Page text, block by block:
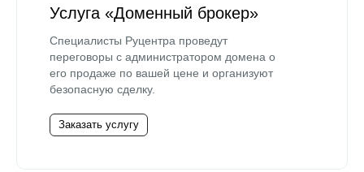
Услуга «Доменный брокер»
Специалисты Руцентра проведут
переговоры с администратором домена о
его продаже по вашей цене и организуют
безопасную сделку.
Заказать услугу